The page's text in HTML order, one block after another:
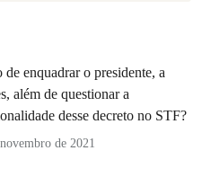
enquadrar o presidente, a
além de questionar a
desse decreto no STF?
de 2021